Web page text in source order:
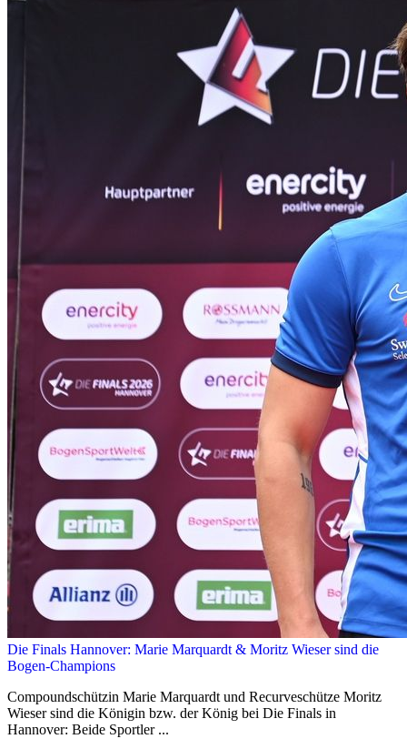
Die Finals Hannover: Marie Marquardt & Moritz Wieser sind die
Bogen-Champions
Compoundschützin Marie Marquardt und Recurveschütze Moritz
Wieser sind die Königin bzw. der König bei Die Finals in
Hannover: Beide Sportler ...